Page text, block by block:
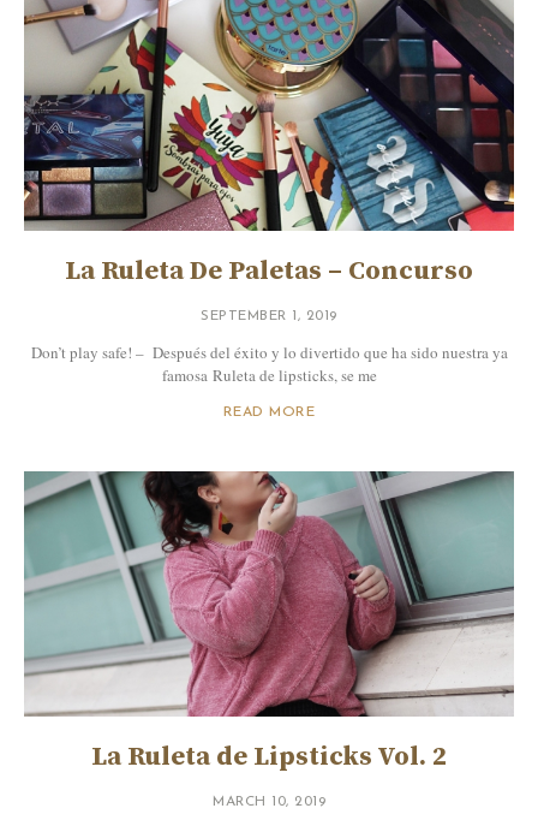
La Ruleta De Paletas – Concurso
SEPTEMBER 1, 2019
Don’t play safe! – Después del éxito y lo divertido que ha sido nuestra ya
famosa Ruleta de lipsticks, se me
READ MORE
La Ruleta de Lipsticks Vol. 2
MARCH 10, 2019